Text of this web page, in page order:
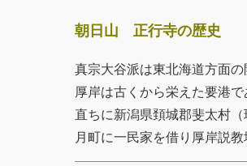
朝日山 正行寺の歴史
真宗大谷派は東北海道方面
厚岸は古くから栄えた要港
直ちに新潟県頚城郡斐太村
月町に一民家を借り厚岸説